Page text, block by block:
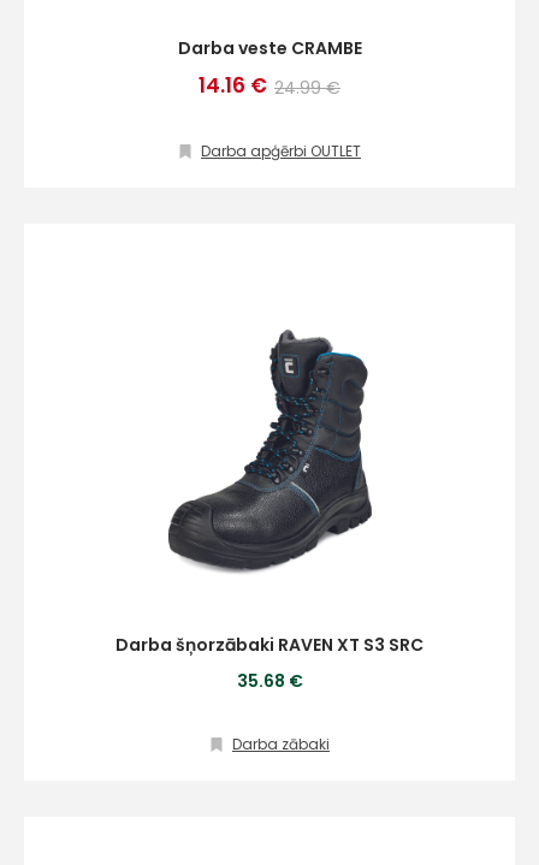
Darba veste CRAMBE
14.16 € 24.99 €
Darba apģērbi OUTLET
Darba šņorzābaki RAVEN XT S3 SRC
35.68 €
Darba zābaki